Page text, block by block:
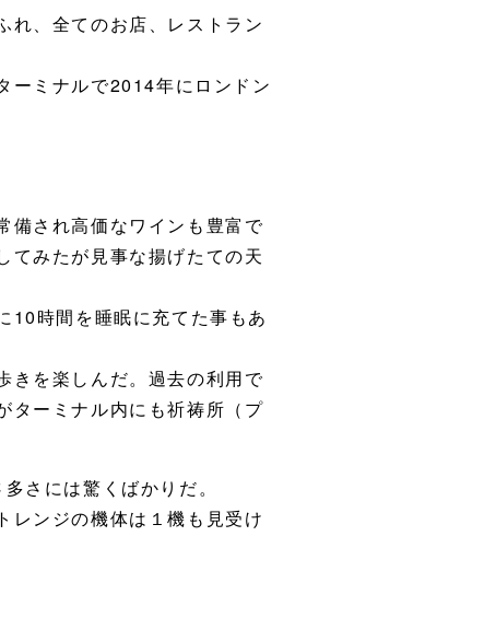
、全てのお店、レストラン
ーミナルで2014年にロンドン
備され高価なワインも豊富で
てみたが見事な揚げたての天
10時間を睡眠に充てた事もあ
きを楽しんだ。過去の利用で
ターミナル内にも祈祷所（プ
さには驚くばかりだ。
レンジの機体は１機も見受け